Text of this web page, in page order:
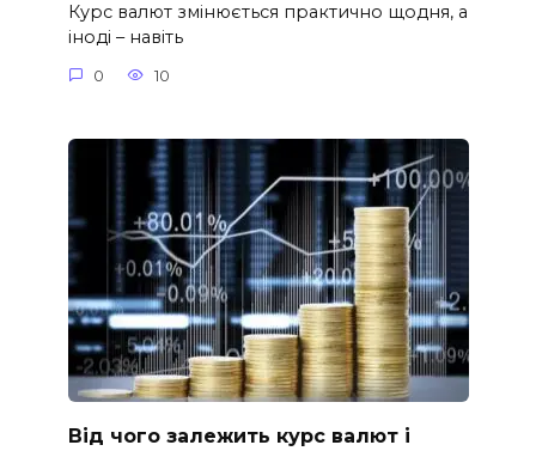
Курс валют змінюється практично щодня, а
іноді – навіть
0 10
Від чого залежить курс валют і